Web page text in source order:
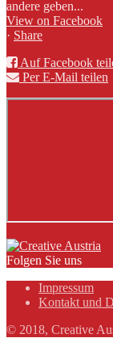
andere geben...
View on Facebook
· Share
Auf Facebook
Per E-Mail teilen
Folgen Sie uns
Impressum
Kontakt und
© 2018, Creative